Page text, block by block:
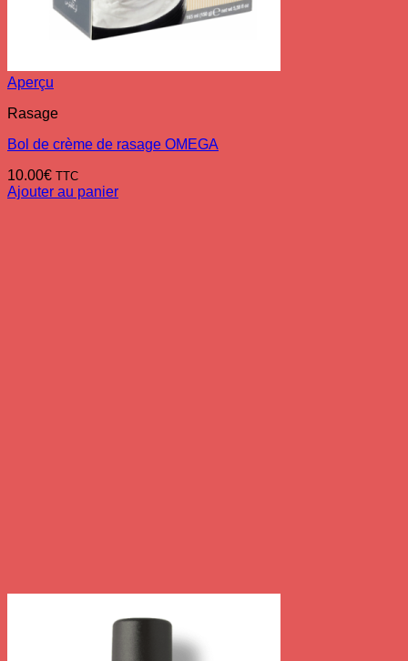
Aperçu
Rasage
Bol de crème de rasage OMEGA
10.00€ TTC
Ajouter au panier